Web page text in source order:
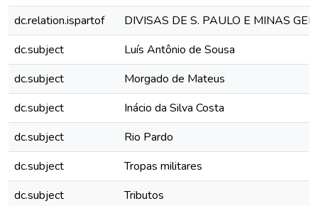
dc.relation.ispartof
DIVISAS DE S. PAULO E MINAS
dc.subject
Luís Antônio de Sousa
dc.subject
Morgado de Mateus
dc.subject
Inácio da Silva Costa
dc.subject
Rio Pardo
dc.subject
Tropas militares
dc.subject
Tributos